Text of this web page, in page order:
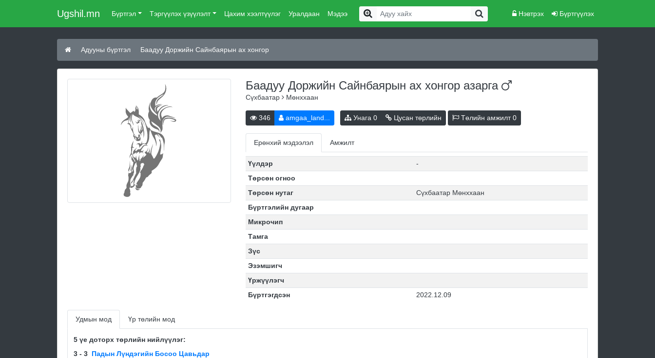
Ugshil.mn Бүртгэл Тэргүүлэх үзүүлэлт Цахим хээлтүүлэг Уралдаан Мэдээ Нэвтрэх Бүртгүүлэх
Адууны бүртгэл Баадуу Доржийн Сайнбаярын ах хонгор
Баадуу Доржийн Сайнбаярын ах хонгор азарга
Сүхбаатар Мөнххаан
346 amgaa_land... Унага 0 Цусан төрлийн Төлийн амжилт0
Ерөнхий мэдээлэл Амжилт
Үүлдэр
-
Төрсөн огноо
Төрсөн нутаг
Сүхбаатар Мөнххаан
Бүртгэлийн дугаар
Микрочип
Тамга
Зүс
Эзэмшигч
Үржүүлэгч
Бүртгэгдсэн
2022.12.09
Удмын мод Үр төлийн мод
5 үе доторх төрлийн нийлүүлэг:
3 - 3 Падын Лүндэгийн Босоо Цавьдар